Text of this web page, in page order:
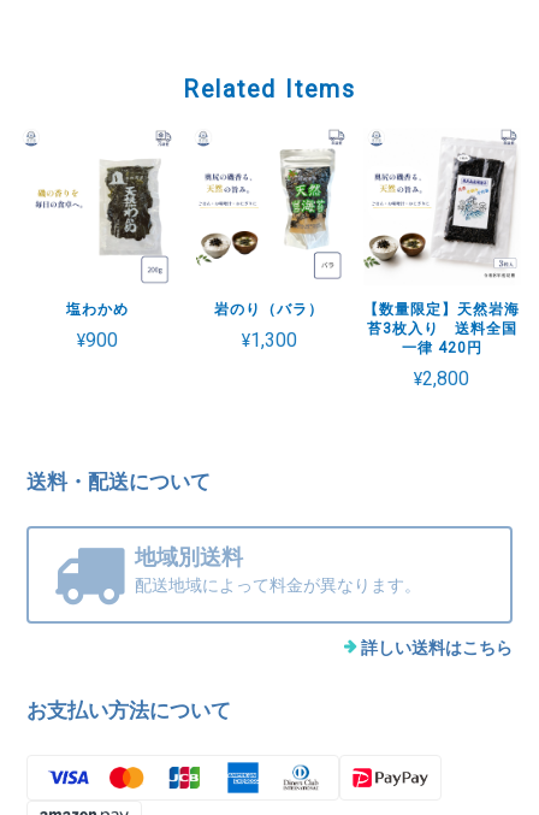
Related Items
塩わかめ
¥900
岩のり（バラ）
¥1,300
【数量限定】天然岩海
苔3枚入り 送料全国
一律 420円
¥2,800
送料・配送について
地域別送料
配送地域によって料金が異なります。
詳しい送料はこちら
お支払い方法について